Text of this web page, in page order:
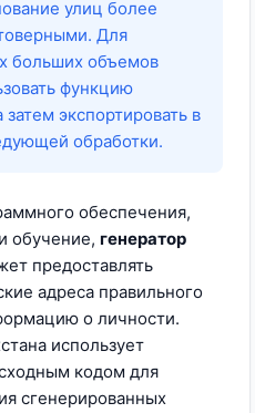
улиц более
Для
больших объемов
функцию
экспортировать в
обработки.
обеспечения,
обучение, генератор
предоставлять
адреса правильного
о личности.
использует
кодом для
сгенерированных